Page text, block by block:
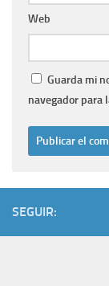
Web
Guarda mi
navegador para
SEGUIR: